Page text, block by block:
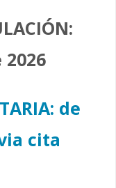
de
cita